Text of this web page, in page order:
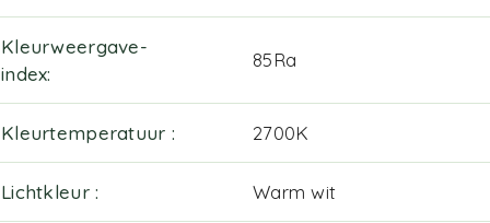
Kleurweergave-
index
85Ra
Kleurtemperatuur 2700K
Lichtkleur Warm wit